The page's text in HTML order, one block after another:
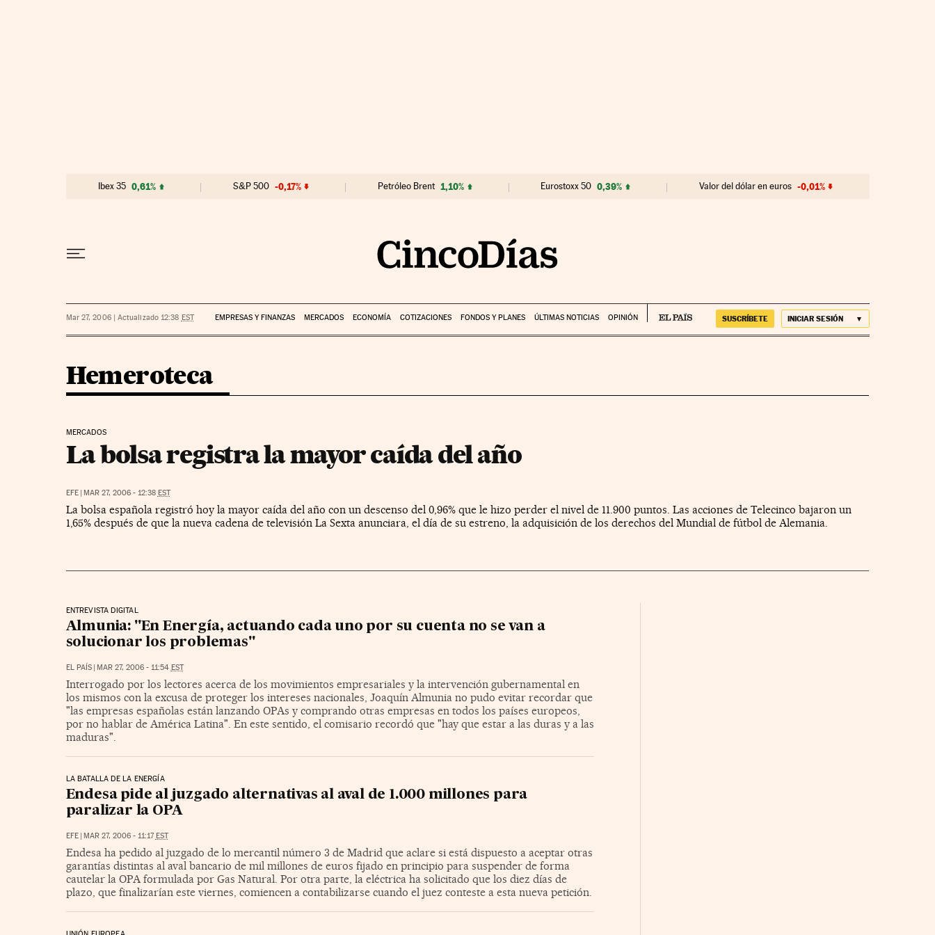
Ibex 35 0,61% S&P 500 -0,17% Petróleo Brent 1,10% Eurostoxx 50 0,39% Valor del dólar en euros -0,01%
Mar 27, 2006 | Actualizado 12:38 EST EMPRESAS Y FINANZAS MERCADOS ECONOMÍA COTIZACIONES FONDOS Y PLANES ÚLTIMAS NOTICIAS OPINIÓN SUSCRÍBETE INICIAR SESIÓN
Hemeroteca
MERCADOS
La bolsa registra la mayor caída del año
EFE | MAR 27, 2006 - 12:38 EST
La bolsa española registró hoy la mayor caída del año con un descenso del 0,96% que le hizo perder el nivel de 11.900 puntos. Las acciones de Telecinco bajaron un
1,65% después de que la nueva cadena de televisión La Sexta anunciara, el día de su estreno, la adquisición de los derechos del Mundial de fútbol de Alemania.
ENTREVISTA DIGITAL
Almunia: "En Energía, actuando cada uno por su cuenta no se van a
solucionar los problemas"
EL PAÍS | MAR 27, 2006 - 11:54 EST
Interrogado por los lectores acerca de los movimientos empresariales y la intervención gubernamental en
los mismos con la excusa de proteger los intereses nacionales, Joaquín Almunia no pudo evitar recordar que
"las empresas españolas están lanzando OPAs y comprando otras empresas en todos los países europeos,
por no hablar de América Latina". En este sentido, el comisario recordó que "hay que estar a las duras y a las
maduras".
LA BATALLA DE LA ENERGÍA
Endesa pide al juzgado alternativas al aval de 1.000 millones para
paralizar la OPA
EFE | MAR 27, 2006 - 11:17EST
Endesa ha pedido al juzgado de lo mercantil número 3 de Madrid que aclare si está dispuesto a aceptar otras
garantías distintas al aval bancario de mil millones de euros fijado en principio para suspender de forma
cautelar la OPA formulada por Gas Natural. Por otra parte, la eléctrica ha solicitado que los diez días de
plazo, que finalizarían este viernes, comiencen a contabilizarse cuando el juez conteste a esta nueva petición.